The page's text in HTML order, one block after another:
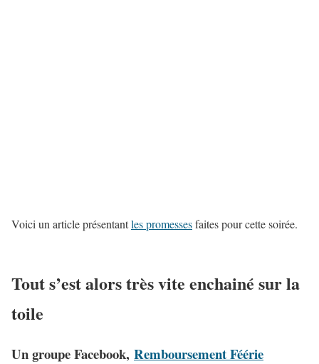
Voici un article présentantles promessesfaites pour cette soirée.
Tout s’est alors très vite enchainé sur la
toile
Un groupe Facebook, Remboursement Féérie